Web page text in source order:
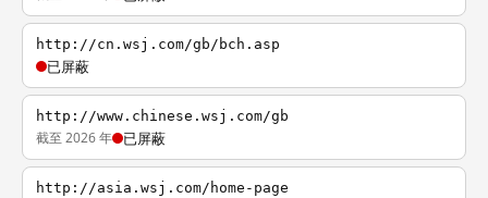
http://cn.wsj.com/gb/bch.asp
已屏蔽
http://www.chinese.wsj.com/gb
截至 2026 年 已屏蔽
http://asia.wsj.com/home-page